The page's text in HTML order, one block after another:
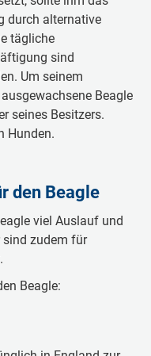
durch alternative
tägliche
sind
Um seinem
Beagle
seines Besitzers.
Hunden.
den Beagle
viel Auslauf und
sind zudem für
Beagle: